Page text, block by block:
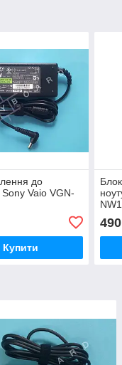
до
Sony Vaio VGN-
Купити
490